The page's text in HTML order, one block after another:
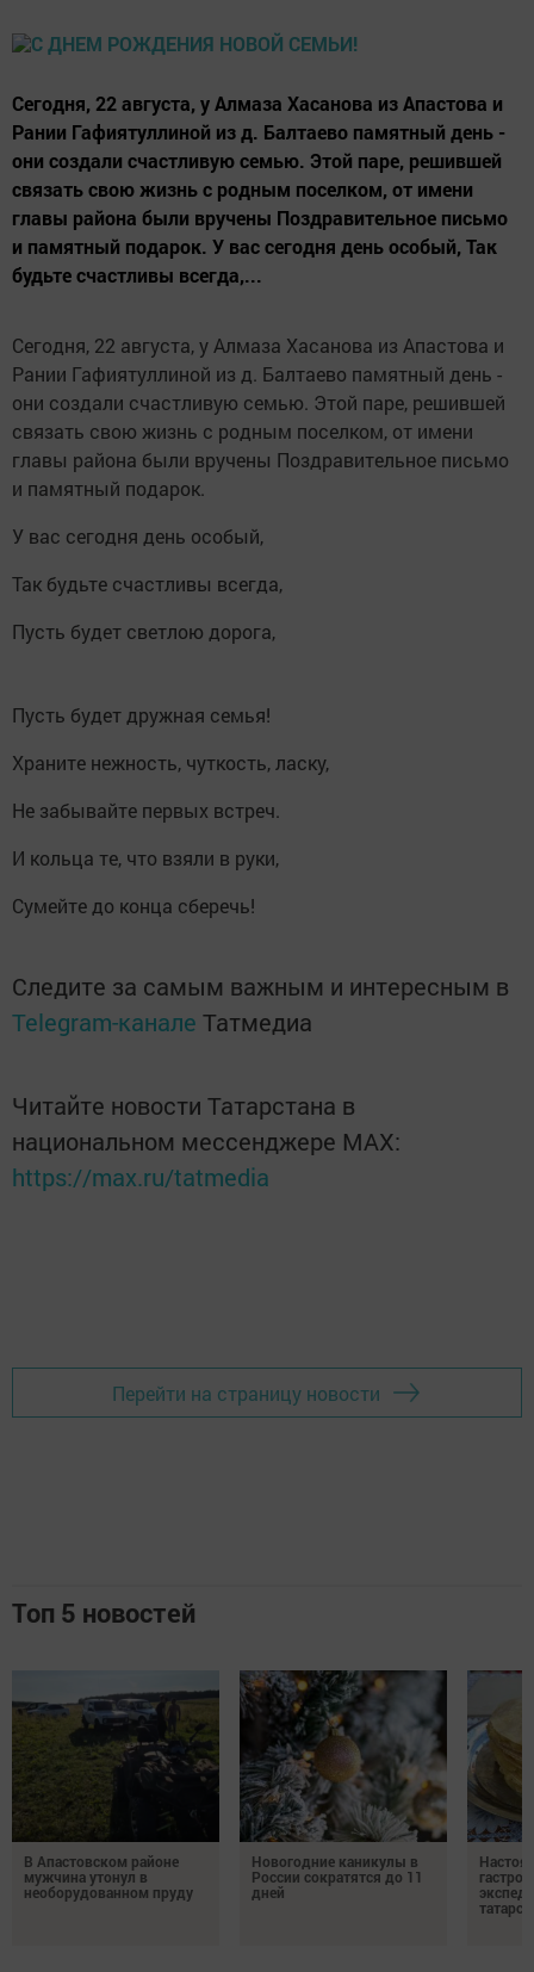
Сегодня, 22 августа, у Алмаза Хасанова из Апастова и
Рании Гафиятуллиной из д. Балтаево памятный день -
они создали счастливую семью. Этой паре, решившей
связать свою жизнь с родным поселком, от имени
главы района были вручены Поздравительное письмо
и памятный подарок. У вас сегодня день особый, Так
будьте счастливы всегда,...
Сегодня, 22 августа, у Алмаза Хасанова из Апастова и
Рании Гафиятуллиной из д. Балтаево памятный день -
они создали счастливую семью. Этой паре, решившей
связать свою жизнь с родным поселком, от имени
главы района были вручены Поздравительное письмо
и памятный подарок.
У вас сегодня день особый,
Так будьте счастливы всегда,
Пусть будет светлою дорога,
Пусть будет дружная семья!
Храните нежность, чуткость, ласку,
Не забывайте первых встреч.
И кольца те, что взяли в руки,
Сумейте до конца сберечь!
Следите за самым важным и интересным в
Telegram-канале Татмедиа
Читайте новости Татарстана в
национальном мессенджере MАХ:
https://max.ru/tatmedia
Перейти на страницу новости
Топ 5 новостей
В Апастовском районе
мужчина утонул в
необорудованном пруду
Новогодние каникулы в
России сократятся до 11
дней